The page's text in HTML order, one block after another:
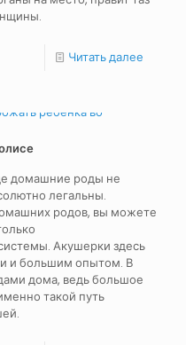
Читать далее
домашние роды не
легальны.
родов, вы можете
Акушерки здесь
и большим опытом. В
дома, ведь большое
такой путь